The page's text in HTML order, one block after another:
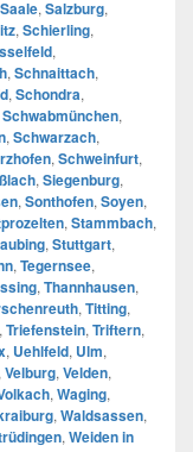
, Salzburg,
, Schierling,
,
, Schnaittach,
, Schondra,
Schwabmünchen,
, Schwarzach,
, Schweinfurt,
, Siegenburg,
, Sonthofen, Soyen,
, Stammbach,
, Stuttgart,
, Tegernsee,
, Thannhausen,
, Titting,
, Triefenstein, Triftern,
, Uehlfeld, Ulm,
Velburg, Velden,
, Waging,
, Waldsassen,
, Weiden in